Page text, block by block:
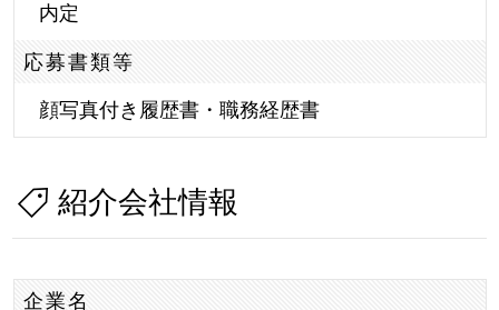
内定
応募書類等
顔写真付き履歴書・職務経歴書
紹介会社情報
企業名